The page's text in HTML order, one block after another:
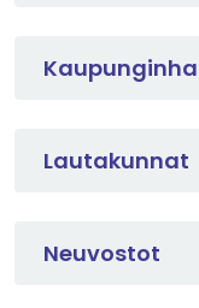
Lautakunnat
Neuvostot